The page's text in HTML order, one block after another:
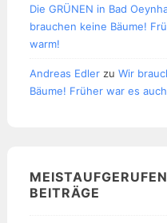
Die GRÜNEN in Bad
brauchen keine Bäume!
warm!
Andreas Edler zu Wir
Bäume! Früher war es
BEITRÄGE